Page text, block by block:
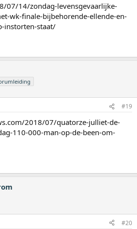
07/14/zondag-levensgevaarlijke-
wk-finale-bijbehorende-ellende-en-
instorten-staat/
#19
2018/07/quatorze-julliet-de-
110-000-man-op-de-been-om-
#20